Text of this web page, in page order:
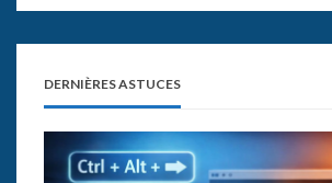
DERNIÈRES ASTUCES